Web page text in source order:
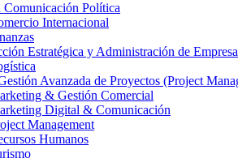
Política
Internacional
Estratégica y Administración de
Avanzada de Proyectos (Project
& Gestión Comercial
Digital & Comunicación
Management
Humanos